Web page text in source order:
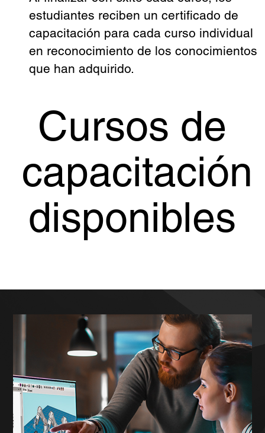
estudiantes reciben un certificado de
capacitación para cada curso individual
en reconocimiento de los conocimientos
que han adquirido.
Cursos de
capacitación
disponibles